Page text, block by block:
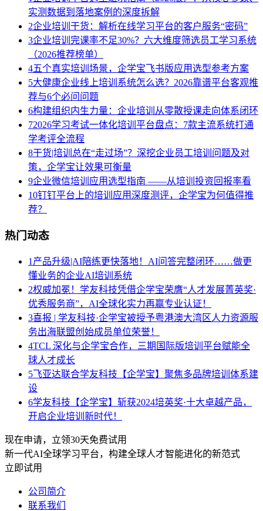
实测数据到落地案例的深度拆解
2企业培训干货：解析在线学习平台的客户服务“密码”
3企业培训完课率不足30%？六大维度筛选员工学习系统
（2026推荐榜单）
4五个真实培训场景，企学宝飞书版应用选型参考方案
5大健康企业线上培训系统怎么选？2026靠谱平台客观推
荐与6个必问问题
6构建组织内生力量：企业培训从零散授课走向体系闭环
72026学习考试一体化培训平台盘点：7款主流系统打通
学考评全流程
8干货|培训总在“走过场”？深挖企业员工培训问题及对
策，企学宝让效果可衡量
9企业微信培训应用选型指南 ——从培训投资回报率看
10钉钉平台上的培训应用深度测评，企学宝为何值得推
荐？
热门动态
1 产品升级|AI陪练更快落地！AI问答完整闭环……做更
懂业务的企业AI培训系统
2权威加冕！学友科技凭借企学宝荣膺“人才发展菁英奖·
优秀服务商”，AI全球化实力再赢专业认证！
3喜报 | 学友科技·企学宝被授予粤港澳大湾区人力资源服
务出海联盟创始成员单位荣誉！
4TCL 深化与企学宝合作，三期国际版培训平台赋能全
球人才成长
5飞亚达联合学友科技【企学宝】聚焦多品牌培训体系建
设
6学友科技【企学宝】斩获2024培英奖·十大卓越产品，
开启企业培训新时代！
现在申请，立领30天免费试用
新一代AI全球学习平台，构建全球人才智能进化的新范式
立即试用
公司简介
联系我们